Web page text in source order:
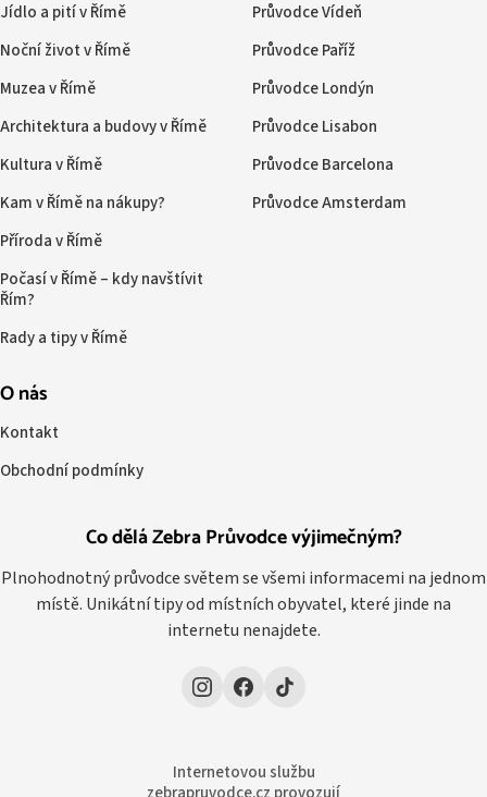
Co dělá Zebra Průvodce výjimečným?
Plnohodnotný průvodce světem se všemi informacemi na jednom
místě. Unikátní tipy od místních obyvatel, které jinde na
internetu nenajdete.
Jídlo a pití v Římě
Noční život v Římě
Muzea v Římě
Architektura a budovy v Římě
Kultura v Římě
Kam v Římě na nákupy?
Příroda v Římě
Počasí v Římě – kdy navštívit
Řím?
Rady a tipy v Římě
Průvodce Vídeň
Průvodce Paříž
Průvodce Londýn
Průvodce Lisabon
Průvodce Barcelona
Průvodce Amsterdam
O nás
Kontakt
Obchodní podmínky
Internetovou službu